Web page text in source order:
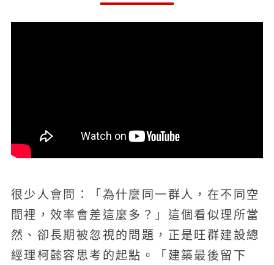
很少人會問：「為什麼同一群人，在不同空
間裡，效率會差這麼多？」這個看似理所當
然、卻長期被忽視的問題，正是旺群建設總
經理柯懿容思考的起點。「建築最後留下